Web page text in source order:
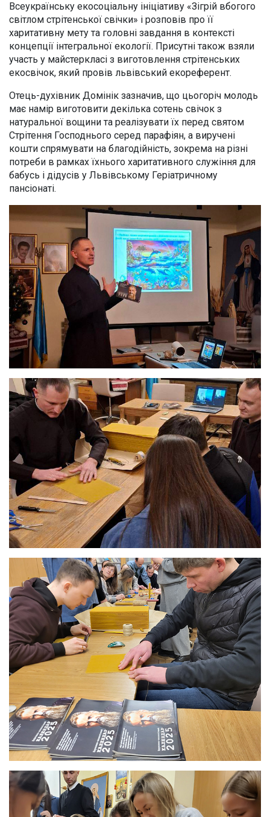
Всеукраїнську екосоціальну ініціативу «Зігрій вбогого
світлом стрітенської свічки» і розповів про її
харитативну мету та головні завдання в контексті
концепції інтегральної екології. Присутні також взяли
участь у майстеркласі з виготовлення стрітенських
екосвічок, який провів львівський екореферент.
Отець-духівник Домінік зазначив, що цьогоріч молодь
має намір виготовити декілька сотень свічок з
натуральної вощини та реалізувати їх перед святом
Стрітення Господнього серед парафіян, а виручені
кошти спрямувати на благодійність, зокрема на різні
потреби в рамках їхнього харитативного служіння для
бабусь і дідусів у Львівському Геріатричному
пансіонаті.